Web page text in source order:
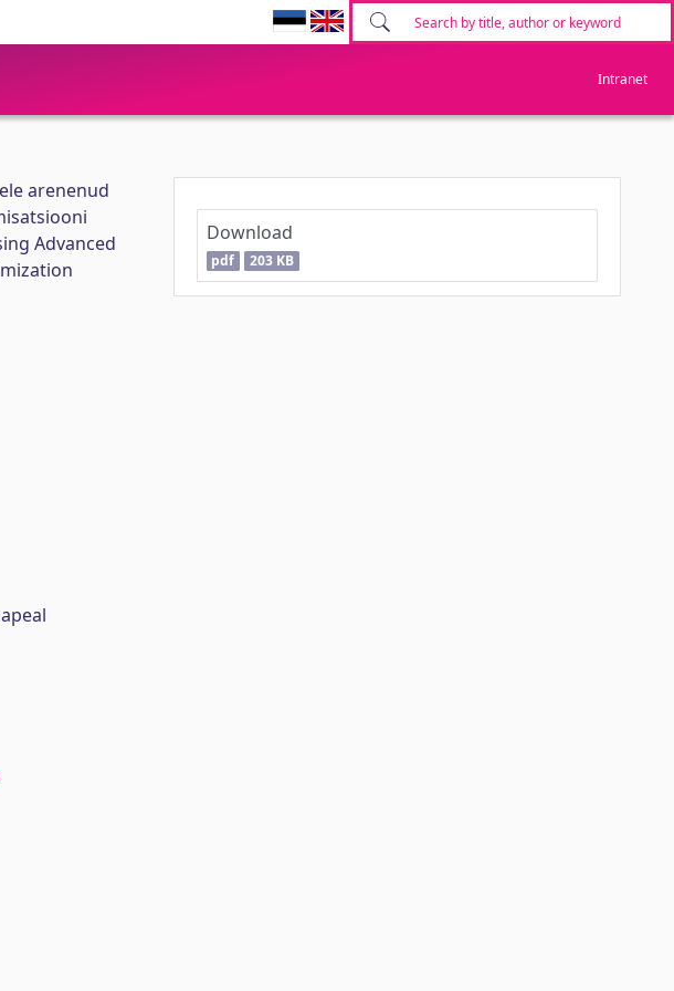
Intranet
arenenud
Advanced
Download
pdf 203 KB